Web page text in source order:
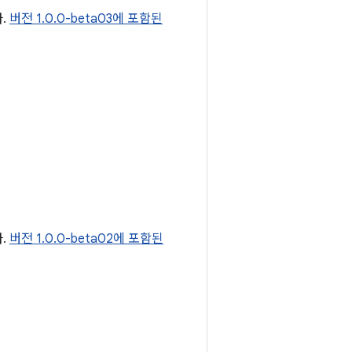
버전 1.0.0-beta03에 포함된
버전 1.0.0-beta02에 포함된